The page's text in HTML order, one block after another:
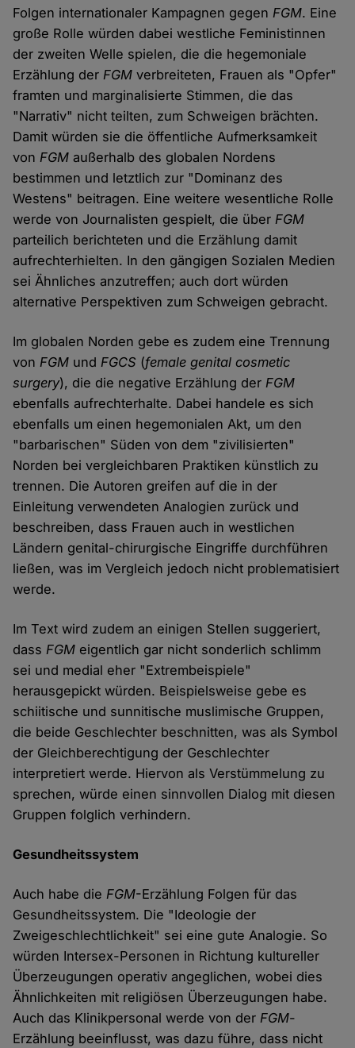
Folgen internationaler Kampagnen gegenFGM. Eine
große Rolle würden dabei westliche Feministinnen
der zweiten Welle spielen, die die hegemoniale
Erzählung derFGM verbreiteten, Frauen als "Opfer"
framten und marginalisierte Stimmen, die das
"Narrativ" nicht teilten, zum Schweigen brächten.
Damit würden sie die öffentliche Aufmerksamkeit
vonFGM außerhalb des globalen Nordens
bestimmen und letztlich zur "Dominanz des
Westens" beitragen. Eine weitere wesentliche Rolle
werde von Journalisten gespielt, die überFGM
parteilich berichteten und die Erzählung damit
aufrechterhielten. In den gängigen Sozialen Medien
sei Ähnliches anzutreffen; auch dort würden
alternative Perspektiven zum Schweigen gebracht.
Im globalen Norden gebe es zudem eine Trennung
vonFGM undFGCS (female genital cosmetic
surgery), die die negative Erzählung derFGM
ebenfalls aufrechterhalte. Dabei handele es sich
ebenfalls um einen hegemonialen Akt, um den
"barbarischen" Süden von dem "zivilisierten"
Norden bei vergleichbaren Praktiken künstlich zu
trennen. Die Autoren greifen auf die in der
Einleitung verwendeten Analogien zurück und
beschreiben, dass Frauen auch in westlichen
Ländern genital-chirurgische Eingriffe durchführen
ließen, was im Vergleich jedoch nicht problematisiert
werde.
Im Text wird zudem an einigen Stellen suggeriert,
dassFGM eigentlich gar nicht sonderlich schlimm
sei und medial eher "Extrembeispiele"
herausgepickt würden. Beispielsweise gebe es
schiitische und sunnitische muslimische Gruppen,
die beide Geschlechter beschnitten, was als Symbol
der Gleichberechtigung der Geschlechter
interpretiert werde. Hiervon als Verstümmelung zu
sprechen, würde einen sinnvollen Dialog mit diesen
Gruppen folglich verhindern.
Gesundheitssystem
Auch habe dieFGM-Erzählung Folgen für das
Gesundheitssystem. Die "Ideologie der
Zweigeschlechtlichkeit" sei eine gute Analogie. So
würden Intersex-Personen in Richtung kultureller
Überzeugungen operativ angeglichen, wobei dies
Ähnlichkeiten mit religiösen Überzeugungen habe.
Auch das Klinikpersonal werde von derFGM-
Erzählung beeinflusst, was dazu führe, dass nicht